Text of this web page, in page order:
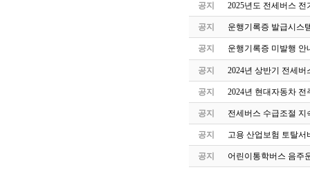
공지 2025년도 전세버스
공지 운행기록증 발급시스
공지 운행기록증 미발행 안
공지 2024년 상반기 전세
공지 2024년 현대자동차
공지 전세버스 수급조절 지
공지 고용 산업보험 토탈서
공지 어린이통학버스 음주